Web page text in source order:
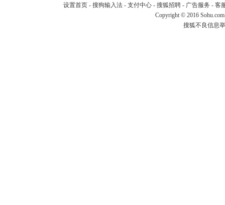
设置首页- 搜狗输入法- 支付中心- 搜狐招聘- 广告服务 - 客
Copyright © 2016
搜狐不良信息